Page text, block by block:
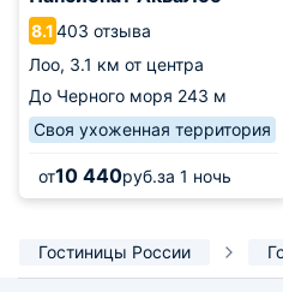
8.1403 отзыва
Лоо, 3.1 км от центра
До Черного моря 243 м
Своя ухоженная территория
от10 440руб.за 1 ночь
Гостиницы России